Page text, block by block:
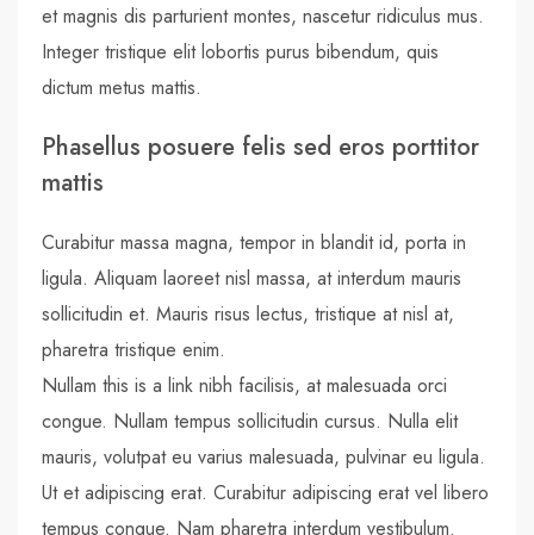
et magnis dis parturient montes, nascetur ridiculus mus.
Integer tristique elit lobortis purus bibendum, quis
dictum metus mattis.
Phasellus posuere felis sed eros porttitor
mattis
Curabitur massa magna, tempor in blandit id, porta in
ligula. Aliquam laoreet nisl massa, at interdum mauris
sollicitudin et. Mauris risus lectus, tristique at nisl at,
pharetra tristique enim.
Nullam this is a link nibh facilisis, at malesuada orci
congue. Nullam tempus sollicitudin cursus. Nulla elit
mauris, volutpat eu varius malesuada, pulvinar eu ligula.
Ut et adipiscing erat. Curabitur adipiscing erat vel libero
tempus congue. Nam pharetra interdum vestibulum.